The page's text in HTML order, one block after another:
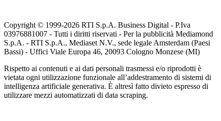
Copyright © 1999-2026 RTI S.p.A. Business Digital - P.Iva
03976881007 - Tutti i diritti riservati - Per la pubblicità Mediamond
S.p.A. - RTI S.p.A., Mediaset N.V., sede legale Amsterdam (Paesi
Bassi) - Uffici Viale Europa 46, 20093 Cologno Monzese (MI)
Rispetto ai contenuti e ai dati personali trasmessi e/o riprodotti è
vietata ogni utilizzazione funzionale all’addestramento di sistemi di
intelligenza artificiale generativa. È altresì fatto divieto espresso di
utilizzare mezzi automatizzati di data scraping.